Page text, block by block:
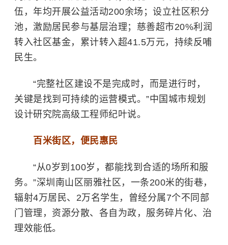
伍，年均开展公益活动200余场；设立社区积分
池，激励居民参与基层治理；慈善超市20%利润
转入社区基金，累计转入超41.5万元，持续反哺
民生。
“完整社区建设不是完成时，而是进行时，
关键是找到可持续的运营模式。”中国城市规划
设计研究院高级工程师纪叶说。
百米街区，便民惠民
“从0岁到100岁，都能找到合适的场所和服
务。”深圳南山区丽雅社区，一条200米的街巷，
辐射4万居民、2万名学生，曾经分属7个不同部
门管理，资源分散、各自为政，服务碎片化、治
理效能低。